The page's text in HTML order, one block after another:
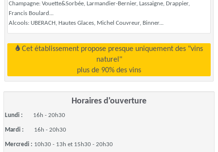
Champagne: Vouette&Sorbée, Larmandier-Bernier, Lassaigne, Drappier,
Francis Boulard...
Alcools: UBERACH, Hautes Glaces, Michel Couvreur, Binner...
Cet établissement propose presque uniquement des "vins
naturel"
plus de 90% des vins
Horaires d'ouverture
Lundi : 16h - 20h30
Mardi : 16h - 20h30
Mercredi : 10h30 - 13h et 15h30 - 20h30